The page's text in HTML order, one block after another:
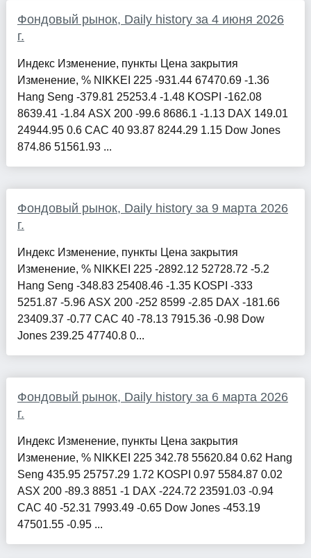
Фондовый рынок, Daily history за 4 июня 2026
г.
Индекс Изменение, пункты Цена закрытия
Изменение, % NIKKEI 225 -931.44 67470.69 -1.36
Hang Seng -379.81 25253.4 -1.48 KOSPI -162.08
8639.41 -1.84 ASX 200 -99.6 8686.1 -1.13 DAX 149.01
24944.95 0.6 CAC 40 93.87 8244.29 1.15 Dow Jones
874.86 51561.93 ...
Фондовый рынок, Daily history за 9 марта 2026
г.
Индекс Изменение, пункты Цена закрытия
Изменение, % NIKKEI 225 -2892.12 52728.72 -5.2
Hang Seng -348.83 25408.46 -1.35 KOSPI -333
5251.87 -5.96 ASX 200 -252 8599 -2.85 DAX -181.66
23409.37 -0.77 CAC 40 -78.13 7915.36 -0.98 Dow
Jones 239.25 47740.8 0...
Фондовый рынок, Daily history за 6 марта 2026
г.
Индекс Изменение, пункты Цена закрытия
Изменение, % NIKKEI 225 342.78 55620.84 0.62 Hang
Seng 435.95 25757.29 1.72 KOSPI 0.97 5584.87 0.02
ASX 200 -89.3 8851 -1 DAX -224.72 23591.03 -0.94
CAC 40 -52.31 7993.49 -0.65 Dow Jones -453.19
47501.55 -0.95 ...